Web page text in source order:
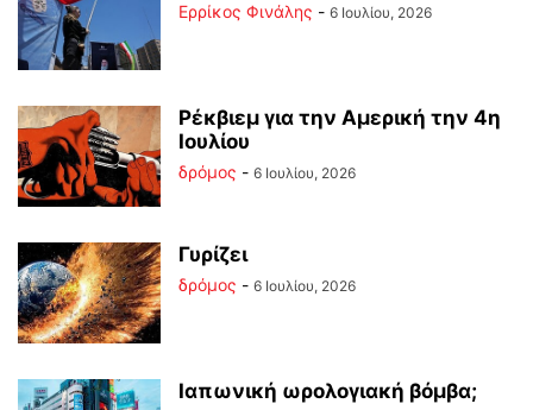
Ερρίκος Φινάλης - 6 Ιουλίου, 2026
Ρέκβιεμ για την Αμερική την 4η
Ιουλίου
δρόμος - 6 Ιουλίου, 2026
Γυρίζει
δρόμος - 6 Ιουλίου, 2026
Ιαπωνική ωρολογιακή βόμβα;